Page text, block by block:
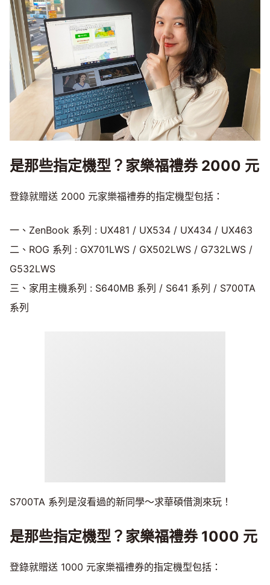
是那些指定機型？家樂福禮券 2000 元
登錄就贈送 2000 元家樂福禮券的指定機型包括：
一、ZenBook 系列 : UX481 / UX534 / UX434 / UX463
二、ROG 系列 : GX701LWS / GX502LWS / G732LWS /
G532LWS
三、家用主機系列 : S640MB 系列 / S641 系列 / S700TA
系列
S700TA 系列是沒看過的新同學～求華碩借測來玩！
是那些指定機型？家樂福禮券 1000 元
登錄就贈送 1000 元家樂福禮券的指定機型包括：